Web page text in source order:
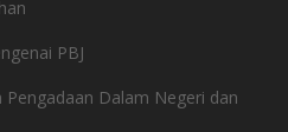
PBJ
Dalam Negeri dan